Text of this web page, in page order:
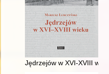
Jędrzejów w XVI-XVIII wieku